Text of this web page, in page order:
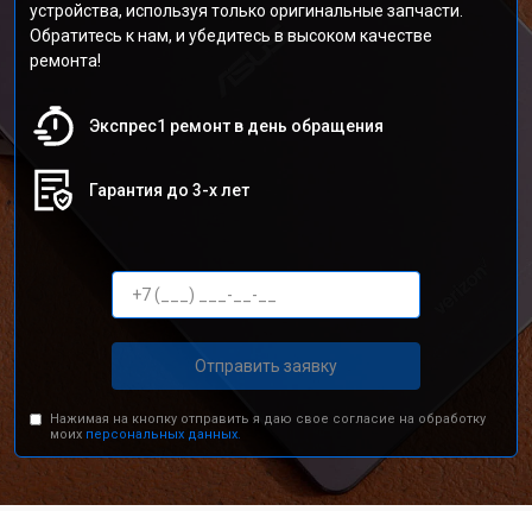
устройства, используя только оригинальные запчасти.
Обратитесь к нам, и убедитесь в высоком качестве
ремонта!
Экспрес1 ремонт в день обращения
Гарантия до 3-х лет
Отправить заявку
Нажимая на кнопку отправить я даю свое согласие на обработку
моих персональных данных.